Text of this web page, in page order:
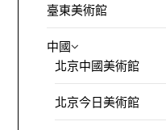
臺東美術館
中國
北京中國美術館
北京今日美術館